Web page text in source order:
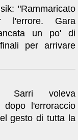
"Rammaricato
l'errore. Gara
un po' di
per arrivare
- Sarri voleva
dopo l'erroraccio
gesto di tutta la